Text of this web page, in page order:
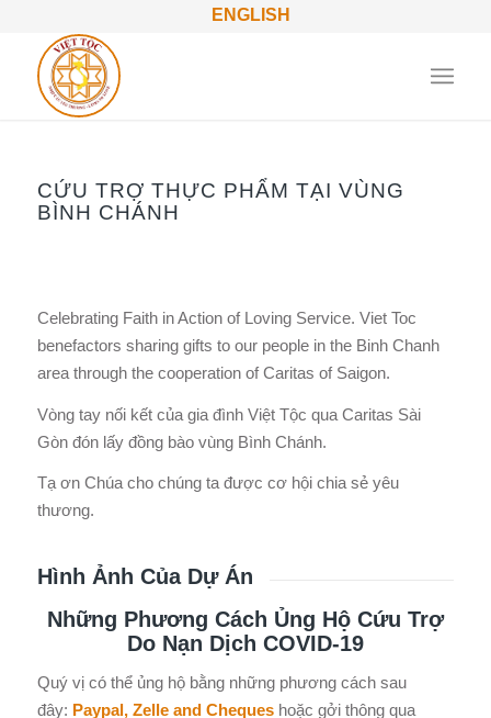
ENGLISH
CỨU TRỢ THỰC PHẨM TẠI VÙNG
BÌNH CHÁNH
Celebrating Faith in Action of Loving Service. Viet Toc
benefactors sharing gifts to our people in the Binh Chanh
area through the cooperation of Caritas of Saigon.
Vòng tay nối kết của gia đình Việt Tộc qua Caritas Sài
Gòn đón lấy đồng bào vùng Bình Chánh.
Tạ ơn Chúa cho chúng ta được cơ hội chia sẻ yêu
thương.
Hình Ảnh Của Dự Án
Những Phương Cách Ủng Hộ Cứu Trợ
Do Nạn Dịch COVID-19
Quý vị có thể ủng hộ bằng những phương cách sau
đây: Paypal, Zelle and Chequeshoặc gởi thông qua